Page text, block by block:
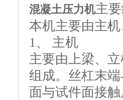
混凝土压力机主
本机主要由主
1、 主机
主要由上梁、
组成。丝杠末
面与试件面接